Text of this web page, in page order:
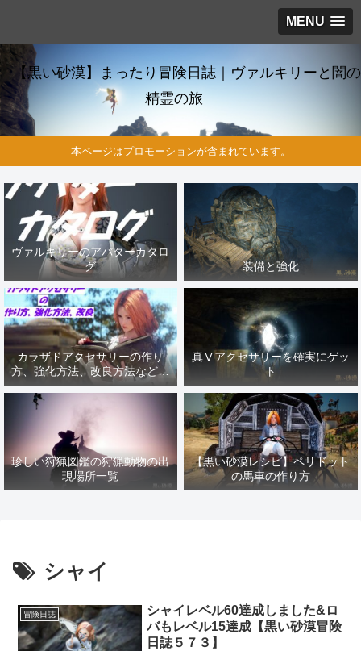
MENU
【黒い砂漠】まったり冒険日誌｜ヴァルキリーと闇の
精霊の旅
本ページはプロモーションが含まれています。
ヴァルキリーのアバターカタロ
グ
装備と強化
カラザドアクセサリーの作り
方、強化方法、改良方法などま
とめ【黒い砂漠冒険日誌１４１
真Ⅴアクセサリーを確実にゲッ
ト
珍しい狩猟図鑑の狩猟動物の出
現場所一覧
【黒い砂漠レシピ】ペリドット
の馬車の作り方
シャイ
冒険日誌
シャイレベル60達成しました&ロ
バもレベル15達成【黒い砂漠冒険
日誌５７３】